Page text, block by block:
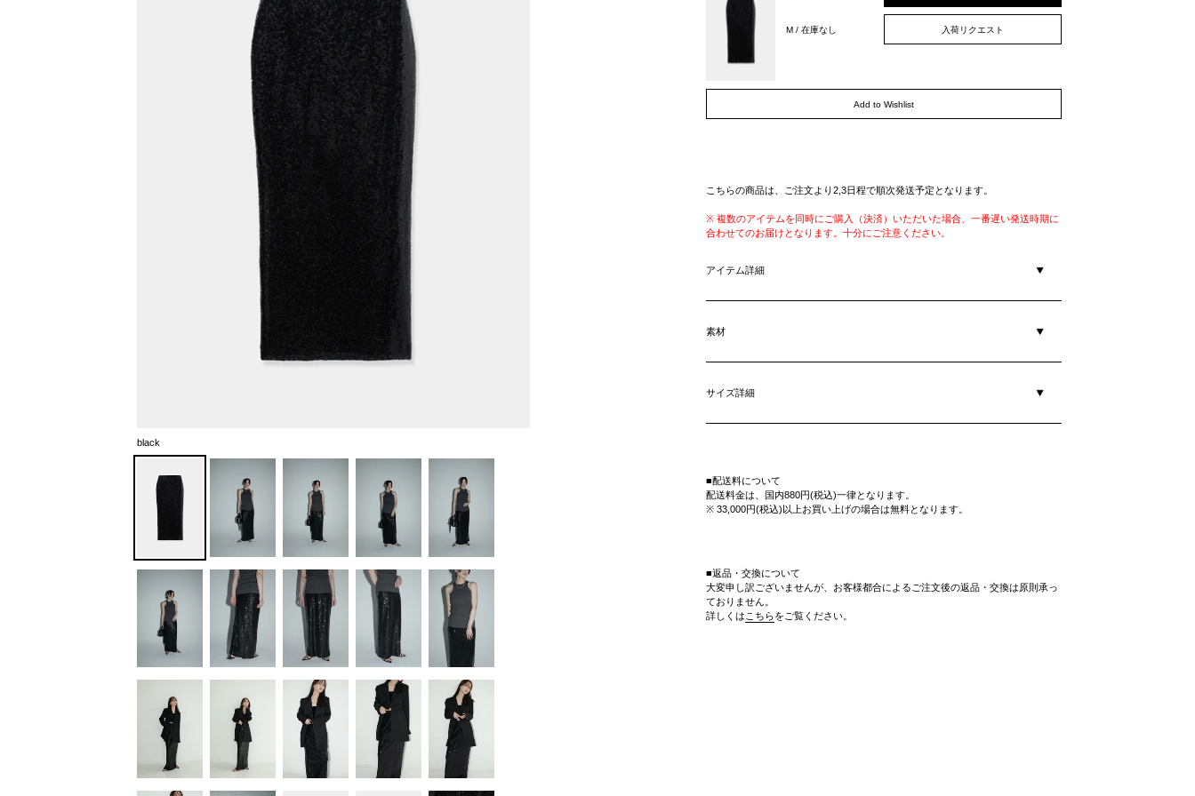
black
M / 在庫なし 入荷リクエスト
Add to Wishlist
こちらの商品は、ご注文より2,3日程で順次発送予定となります。
※ 複数のアイテムを同時にご購入（決済）いただいた場合、一番遅い発送時期に
合わせてのお届けとなります。十分にご注意ください。
アイテム詳細
素材
サイズ詳細
■配送料について
配送料金は、国内880円(税込)一律となります。
※ 33,000円(税込)以上お買い上げの場合は無料となります。
■返品・交換について
大変申し訳ございませんが、お客様都合によるご注文後の返品・交換は原則承っ
ておりません。
詳しくは こちらをご覧ください。